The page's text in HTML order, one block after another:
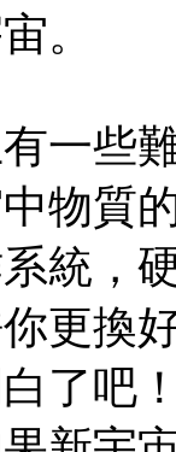
。
一些
物質
統，
更換
了吧